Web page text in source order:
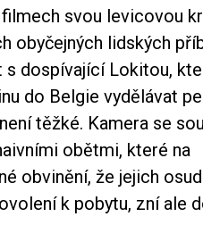
svou levicovou
obyčejných lidských
s dospívající Lokitou,
do Belgie vydělávat
těžké. Kamera se
obětmi, které na
obvinění, že jejich
k pobytu, zní ale